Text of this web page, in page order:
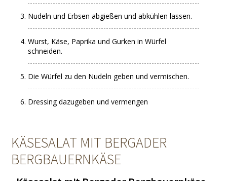
Nudeln und Erbsen abgießen und abkühlen lassen.
Wurst, Käse, Paprika und Gurken in Würfel
schneiden.
Die Würfel zu den Nudeln geben und vermischen.
Dressing dazugeben und vermengen
KÄSESALAT MIT BERGADER
BERGBAUERNKÄSE